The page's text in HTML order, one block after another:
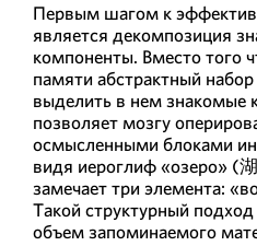
Первым шагом к
является декомпозиция
компоненты. Вместо того
памяти абстрактный
выделить в нем знакомые
позволяет мозгу
осмысленными блоками
видя иероглиф «озеро» (
замечает три элемента:
Такой структурный
объем запоминаемого